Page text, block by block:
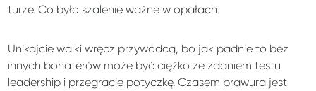
turze. Co było szalenie ważne w opałach.
Unikajcie walki wręcz przywódcą, bo jak padnie to bez
innych bohaterów może być ciężko ze zdaniem testu
leadership i przegracie potyczkę. Czasem brawura jest